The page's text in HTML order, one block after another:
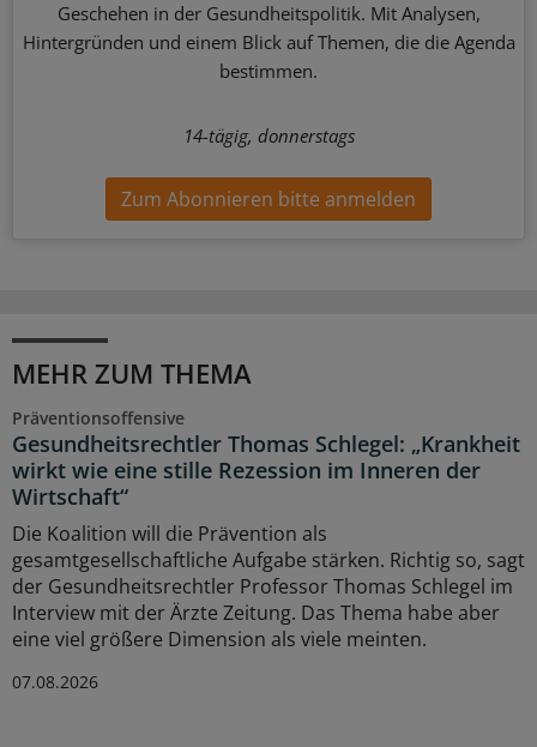
Geschehen in der Gesundheitspolitik. Mit Analysen,
Hintergründen und einem Blick auf Themen, die die Agenda
bestimmen.
14-tägig, donnerstags
Zum Abonnieren bitte anmelden
MEHR ZUM THEMA
Präventionsoffensive
Gesundheitsrechtler Thomas Schlegel: „Krankheit
wirkt wie eine stille Rezession im Inneren der
Wirtschaft“
Die Koalition will die Prävention als
gesamtgesellschaftliche Aufgabe stärken. Richtig so, sagt
der Gesundheitsrechtler Professor Thomas Schlegel im
Interview mit der Ärzte Zeitung. Das Thema habe aber
eine viel größere Dimension als viele meinten.
07.08.2026